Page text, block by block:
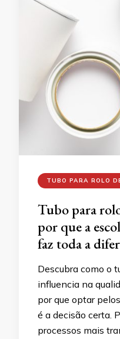
TUBO PARA ROLO
Tubo para
por que a
faz toda a
Descubra como o
influencia na
por que optar
é a decisão certa.
processos mais